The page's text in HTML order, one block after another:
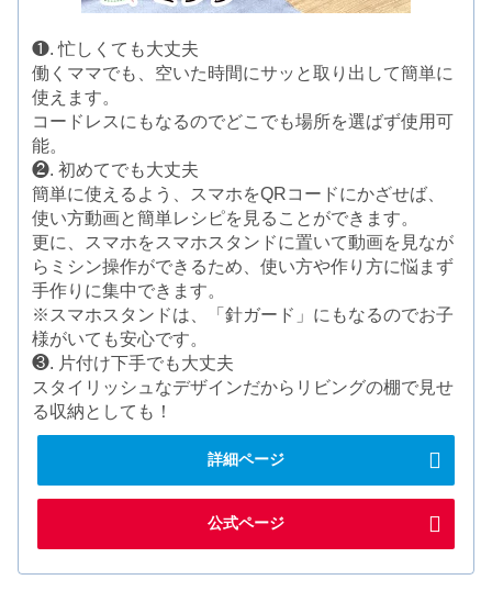
❶. 忙しくても大丈夫
働くママでも、空いた時間にサッと取り出して簡単に
使えます。
コードレスにもなるのでどこでも場所を選ばず使用可
能。
❷. 初めてでも大丈夫
簡単に使えるよう、スマホをQRコードにかざせば、
使い方動画と簡単レシピを見ることができます。
更に、スマホをスマホスタンドに置いて動画を見なが
らミシン操作ができるため、使い方や作り方に悩まず
手作りに集中できます。
※スマホスタンドは、「針ガード」にもなるのでお子
様がいても安心です。
❸. 片付け下手でも大丈夫
スタイリッシュなデザインだからリビングの棚で見せ
る収納としても！
詳細ページ
公式ページ